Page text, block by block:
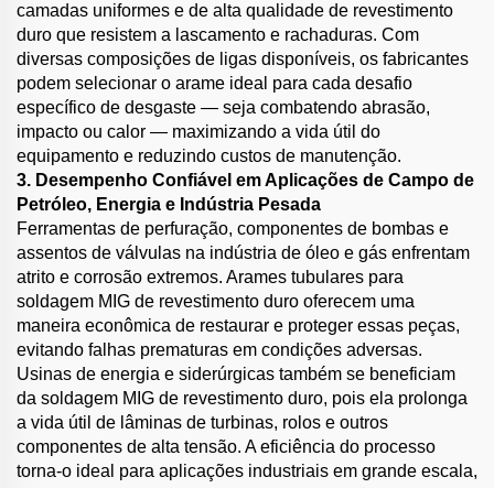
camadas uniformes e de alta qualidade de revestimento
duro que resistem a lascamento e rachaduras. Com
diversas composições de ligas disponíveis, os fabricantes
podem selecionar o arame ideal para cada desafio
específico de desgaste — seja combatendo abrasão,
impacto ou calor — maximizando a vida útil do
equipamento e reduzindo custos de manutenção.
3. Desempenho Confiável em Aplicações de Campo de
Petróleo, Energia e Indústria Pesada
Ferramentas de perfuração, componentes de bombas e
assentos de válvulas na indústria de óleo e gás enfrentam
atrito e corrosão extremos. Arames tubulares para
soldagem MIG de revestimento duro oferecem uma
maneira econômica de restaurar e proteger essas peças,
evitando falhas prematuras em condições adversas.
Usinas de energia e siderúrgicas também se beneficiam
da soldagem MIG de revestimento duro, pois ela prolonga
a vida útil de lâminas de turbinas, rolos e outros
componentes de alta tensão. A eficiência do processo
torna-o ideal para aplicações industriais em grande escala,